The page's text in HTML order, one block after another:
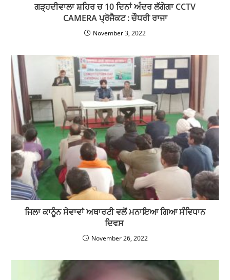
ਗੜ੍ਹਦੀਵਾਲਾ ਸ਼ਹਿਰ ਚ 10 ਦਿਨਾਂ ਅੰਦਰ ਲੱਗੇਗਾ CCTV
CAMERA ਪ੍ਰੋਜੈਕਟ : ਚੌਧਰੀ ਰਾਜਾ
November 3, 2022
ਜਿਲਾ ਕਾਨੂੰਨ ਸੇਵਾਵਾਂ ਅਥਾਰਟੀ ਵਲੋਂ ਮਨਾਇਆ ਗਿਆ ਸੰਵਿਧਾਨ
ਦਿਵਸ
November 26, 2022